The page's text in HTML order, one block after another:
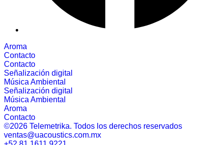
Aroma
Contacto
Contacto
Señalización digital
Música Ambiental
Señalización digital
Música Ambiental
Aroma
Contacto
©2026 Telemetrika. Todos los derechos reservados
ventas@uacoustics.com.mx